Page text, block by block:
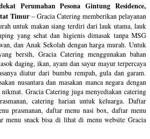
Perumahan Pesona Gintung Residence,
Timur – Gracia Catering memberikan pelayanan
untuk makan siang terdiri dari lauk utama, lauk
yang sehat dan higienis dimasak tanpa MSG
dan Anak Sekolah dengan harga murah. Untuk
bersih, Gracia Catering menggunakan bahan
daging, ikan, ayam dan sayur mayur terpercaya
diatur dari bumbu rempah, gula dan garam.
nusantara dan masakan manca negara dengan
Gracia Catering juga menyediakan catering
catering harian untuk keluarga. Daftar
prasmanan, daftar menu nasi box, daftar menu
menu snack bisa di lihat di menu website Gracia